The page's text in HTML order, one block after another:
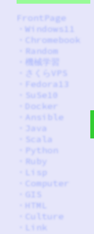
FrontPage
Windows11
Chromebook
Random
機械学習
さくらVPS
Fedora13
SuSe10
Docker
Ansible
Java
Scala
Python
Ruby
Lisp
Computer
GIS
HTML
Culture
Link